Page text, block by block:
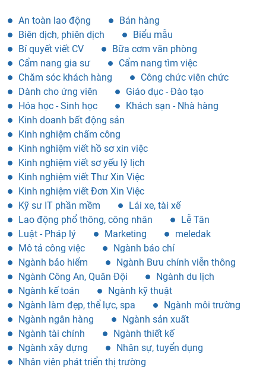
An toàn lao động
Bán hàng
Biên dịch, phiên dịch
Biểu mẫu
Bí quyết viết CV
Bữa cơm văn phòng
Cẩm nang gia sư
Cẩm nang tìm việc
Chăm sóc khách hàng
Công chức viên chức
Dành cho ứng viên
Giáo dục - Đào tạo
Hóa học - Sinh học
Khách sạn - Nhà hàng
Kinh doanh bất động sản
Kinh nghiệm chấm công
Kinh nghiệm viết hồ sơ xin việc
Kinh nghiệm viết sơ yếu lý lịch
Kinh nghiệm viết Thư Xin Việc
Kinh nghiệm viết Đơn Xin Việc
Kỹ sư IT phần mềm
Lái xe, tài xế
Lao động phổ thông, công nhân
Lễ Tân
Luật - Pháp lý
Marketing
meledak
Mô tả công việc
Ngành báo chí
Ngành bảo hiểm
Ngành Bưu chính viễn thông
Ngành Công An, Quân Đội
Ngành du lịch
Ngành kế toán
Ngành kỹ thuật
Ngành làm đẹp, thể lực, spa
Ngành môi trường
Ngành ngân hàng
Ngành sản xuất
Ngành tài chính
Ngành thiết kế
Ngành xây dựng
Nhân sự, tuyển dụng
Nhân viên phát triển thị trường